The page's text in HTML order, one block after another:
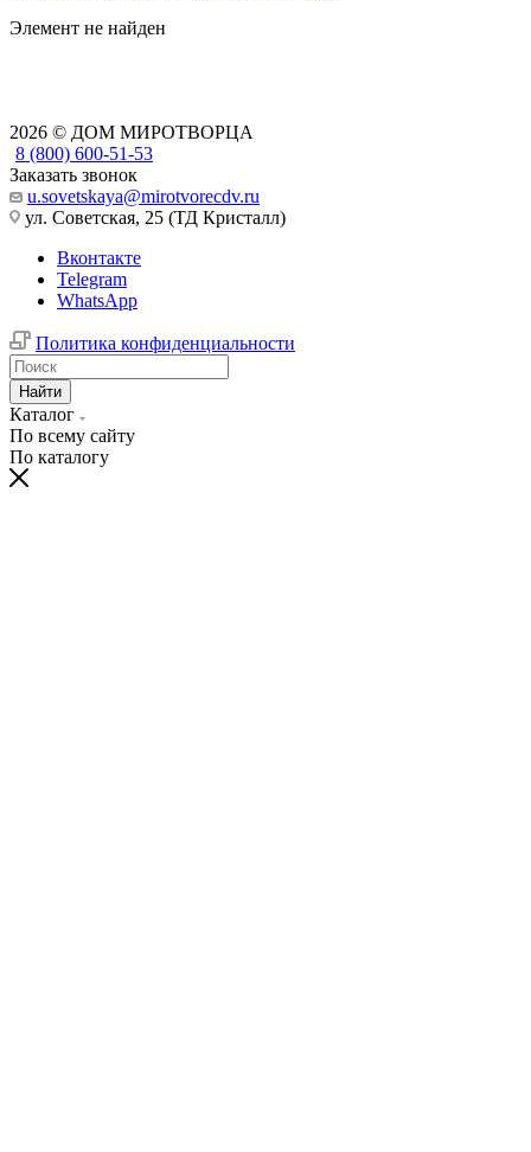
Элемент не найден
2026 © ДОМ МИРОТВОРЦА
8 (800) 600-51-53
Заказать звонок
u.sovetskaya@mirotvorecdv.ru
ул. Советская, 25 (ТД Кристалл)
Вконтакте
Telegram
WhatsApp
Политика конфиденциальности
Найти
Каталог
По всему сайту
По каталогу